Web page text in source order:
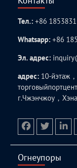
Тел.:+86
Whatsapp:+86
Эл. адрес:
адрес: 10-йэтаж
г.Чжэнчжоу，
Огнеупоры